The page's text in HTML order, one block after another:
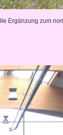
Ergänzung zum